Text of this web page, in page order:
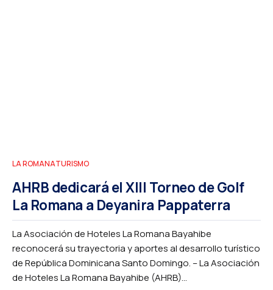
LA ROMANATURISMO
AHRB dedicará el XIII Torneo de Golf
La Romana a Deyanira Pappaterra
La Asociación de Hoteles La Romana Bayahibe
reconocerá su trayectoria y aportes al desarrollo turístico
de República Dominicana Santo Domingo. – La Asociación
de Hoteles La Romana Bayahibe (AHRB)...